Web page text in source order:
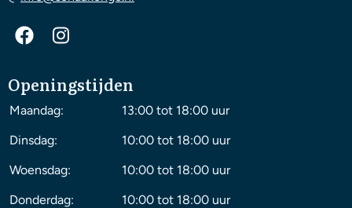
Openingstijden
Maandag:
13:00 tot 18:00 uur
Dinsdag:
10:00 tot 18:00 uur
Woensdag:
10:00 tot 18:00 uur
Donderdag:
10:00 tot 18:00 uur